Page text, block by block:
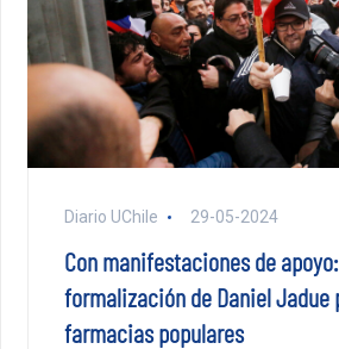
Diario UChile 29-05-2024
Con manifestaciones de
formalización de Daniel Jadue
farmacias populares